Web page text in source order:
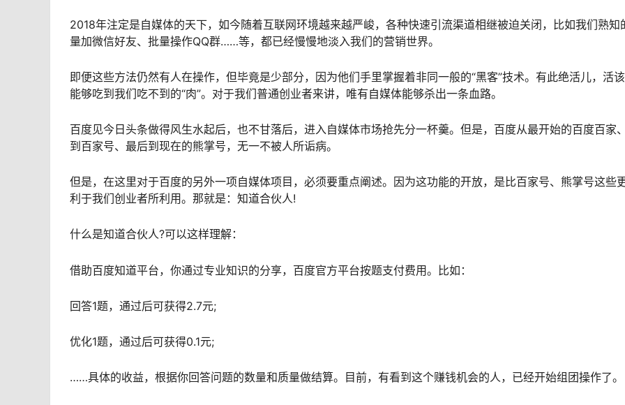
2018年注定是自媒体的天下，如今随着互联网环境越来越严峻，各种快速引流渠道相继被迫关闭，比如我们熟知
量加微信好友、批量操作QQ群……等，都已经慢慢地淡入我们的营销世界。
即便这些方法仍然有人在操作，但毕竟是少部分，因为他们手里掌握着非同一般的“黑客”技术。有此绝活儿，活
能够吃到我们吃不到的“肉”。对于我们普通创业者来讲，唯有自媒体能够杀出一条血路。
百度见今日头条做得风生水起后，也不甘落后，进入自媒体市场抢先分一杯羹。但是，百度从最开始的百度百家
到百家号、最后到现在的熊掌号，无一不被人所诟病。
但是，在这里对于百度的另外一项自媒体项目，必须要重点阐述。因为这功能的开放，是比百家号、熊掌号这些
利于我们创业者所利用。那就是：知道合伙人!
什么是知道合伙人?可以这样理解：
借助百度知道平台，你通过专业知识的分享，百度官方平台按题支付费用。比如：
回答1题，通过后可获得2.7元;
优化1题，通过后可获得0.1元;
……具体的收益，根据你回答问题的数量和质量做结算。目前，有看到这个赚钱机会的人，已经开始组团操作了。